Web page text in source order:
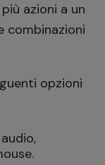
azioni a un
combinazioni
opzioni